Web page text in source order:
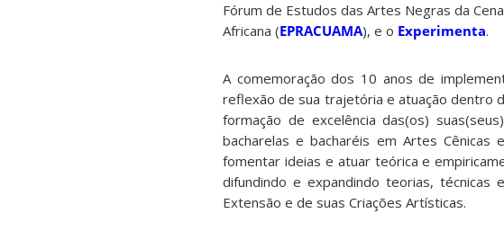
Fórum de Estudos das Artes Negras da
Africana (EPRACUAMA), e o Experimenta.
A comemoração dos 10 anos de
reflexão de sua trajetória e atuação dentro
formação de excelência das(os)
bacharelas e bacharéis em Artes
fomentar ideias e atuar teórica e
difundindo e expandindo teorias,
Extensão e de suas Criações Artísticas.